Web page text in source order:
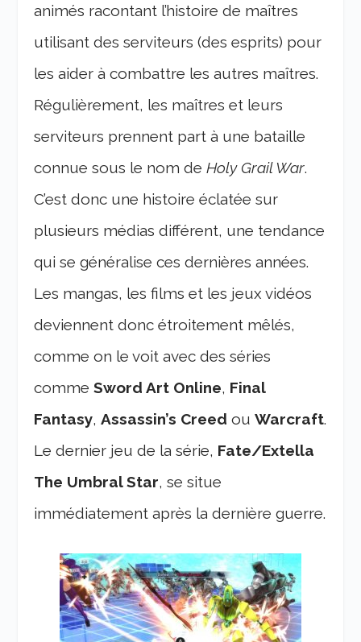
animés racontant l’histoire de maîtres
utilisant des serviteurs (des esprits) pour
les aider à combattre les autres maîtres.
Régulièrement, les maîtres et leurs
serviteurs prennent part à une bataille
connue sous le nom deHoly Grail War.
C’est donc une histoire éclatée sur
plusieurs médias différent, une tendance
qui se généralise ces dernières années.
Les mangas, les films et les jeux vidéos
deviennent donc étroitement mêlés,
comme on le voit avec des séries
commeSword Art Online, Final
Fantasy,Assassin’s Creed ouWarcraft.
Le dernier jeu de la série, Fate/Extella
The Umbral Star, se situe
immédiatement après la dernière guerre.